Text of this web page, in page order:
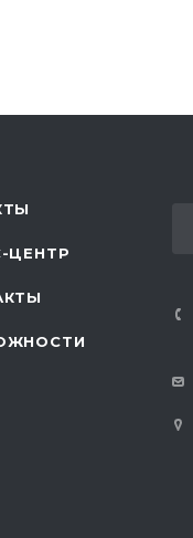
ЦЕНТР